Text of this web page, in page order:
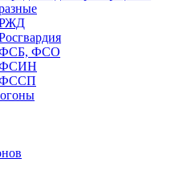
ФСО
ФСИН
ФССП